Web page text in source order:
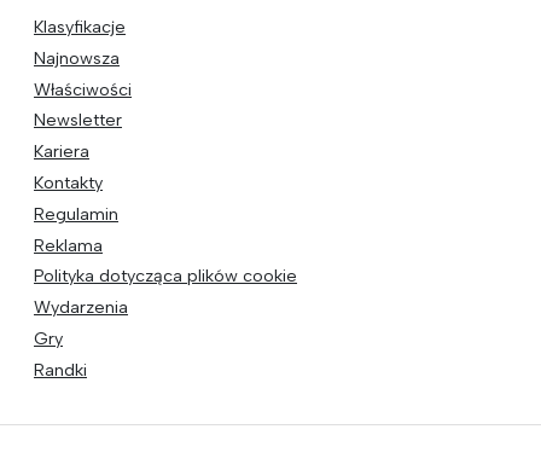
Klasyfikacje
Najnowsza
Właściwości
Newsletter
Kariera
Kontakty
Regulamin
Reklama
Polityka dotycząca plików cookie
Wydarzenia
Gry
Randki